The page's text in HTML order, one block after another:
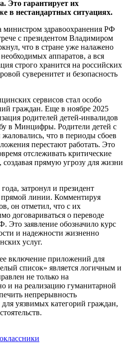
Это гарантирует их
в нестандартных ситуациях.
министром здравоохранения РФ
с президентом Владимиром
что в стране уже налажено
аппаратов, а вся
строго хранится на российских
суверенитет и безопасность
сервисов стал особо
граждан. Еще в ноябре 2025
родителей детей-инвалидов
в Минцифры. Родители детей с
что в периоды сбоев
перестают работать. Это
отслеживать критические
прямую угрозу для жизни
затронул и президент
линии. Комментируя
он отметил, что с их
договариваться о переводе
Это заявление обозначило курс
и надежности жизненно
услуг.
включение приложений для
список» является логичным и
не только на
и на реализацию гуманитарной
непрерывность
уязвимых категорий граждан,